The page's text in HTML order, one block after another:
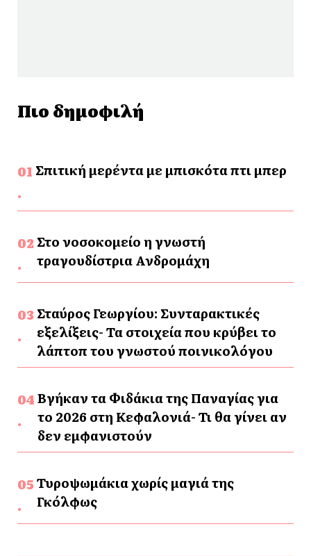
Πιο δημοφιλή
Σπιτική μερέντα με μπισκότα πτι μπερ
Στο νοσοκομείο η γνωστή
τραγουδίστρια Ανδρομάχη
Σταύρος Γεωργίου: Συνταρακτικές
εξελίξεις- Τα στοιχεία που κρύβει το
λάπτοπ του γνωστού ποινικολόγου
Βγήκαν τα Φιδάκια της Παναγίας για
το 2026 στη Κεφαλονιά- Τι θα γίνει αν
δεν εμφανιστούν
Τυροψωμάκια χωρίς μαγιά της
Γκόλφως